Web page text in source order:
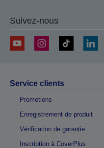
Suivez-nous
Service clients
Promotions
Enregistrement de produit
Vérification de garantie
Inscription à CoverPlus